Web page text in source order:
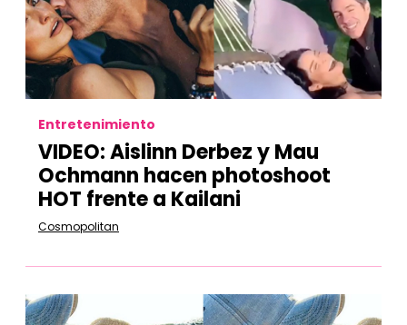
Entretenimiento
VIDEO: Aislinn Derbez y Mau
Ochmann hacen photoshoot
HOT frente a Kailani
Cosmopolitan